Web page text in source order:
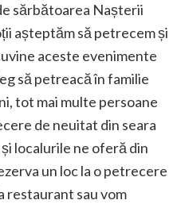
sărbătoarea Nașterii
așteptăm să petrecem și
aceste evenimente
să petreacă în familie
tot mai multe persoane
de neuitat din seara
localurile ne oferă din
un loc la o petrecere
restaurant sau vom